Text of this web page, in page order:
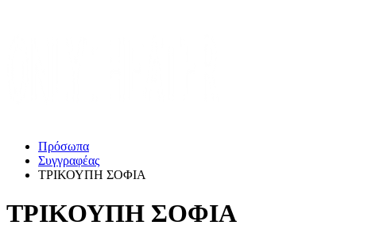
Πρόσωπα
Συγγραφέας
ΤΡΙΚΟΥΠΗ ΣΟΦΙΑ
ΤΡΙΚΟΥΠΗ ΣΟΦΙΑ